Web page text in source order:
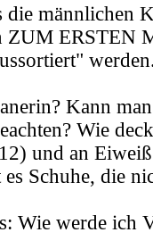
die männlichen
ZUM ERSTEN
Kann
Wie
und an
Schuhe, die
Wie werde ich